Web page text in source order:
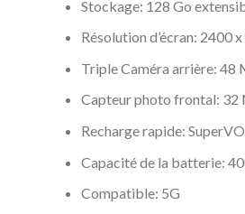
Stockage: 128 Go
Résolution d’écran: 2400
Triple Caméra arrière: 48
Capteur photo frontal: 32
Recharge rapide:
Capacité de la batterie:
Compatible: 5G